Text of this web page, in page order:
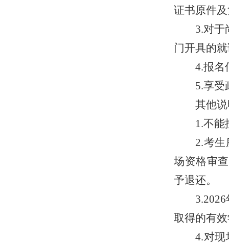
证书原件
3.对于
门开具的
4.报名
5.享受
其他
1.不
2.考
场资格审
予退还。
3.2026
取得的有
4.对现